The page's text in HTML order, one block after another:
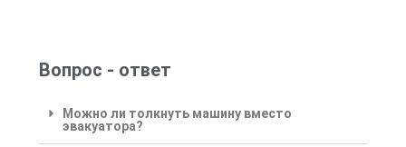
Вопрос - ответ
Можно ли толкнуть машину вместо
эвакуатора?